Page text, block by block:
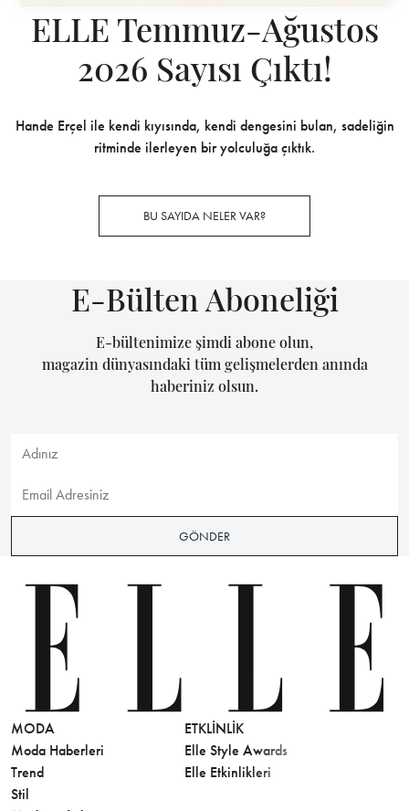
ELLE Temmuz-Ağustos
2026 Sayısı Çıktı!
Hande Erçel ile kendi kıyısında, kendi dengesini bulan, sadeliğin
ritminde ilerleyen bir yolculuğa çıktık.
BU SAYIDA NELER VAR?
E-Bülten Aboneliği
E-bültenimize şimdi abone olun,
magazin dünyasındaki tüm gelişmelerden anında
haberiniz olsun.
GÖNDER
MODA
Moda Haberleri
Trend
Stil
ETKLINLIK
Elle Style Awards
Elle Etkinlikleri